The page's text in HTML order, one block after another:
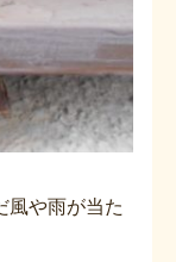
風や雨が当た